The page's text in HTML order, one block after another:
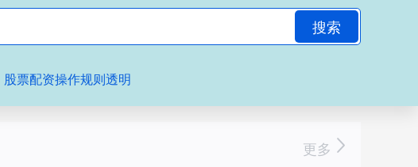
搜索
股票配资操作规则透明
更多